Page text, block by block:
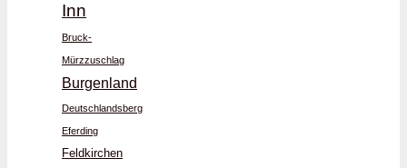
Inn
Bruck-
Mürzzuschlag
Burgenland
Deutschlandsberg
Eferding
Feldkirchen